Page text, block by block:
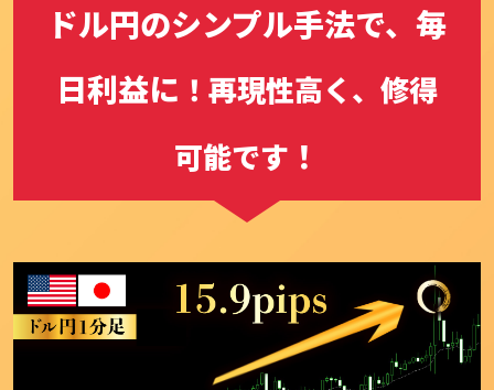
ドル円のシンプル手法で、 毎
日利益に ！再現性高く、修得
可能です ！